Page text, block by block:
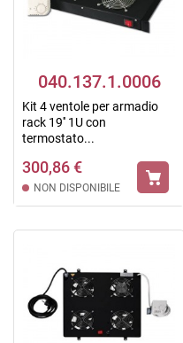
040.137.1.0006
Kit 4 ventole per armadio
rack 19'' 1U con
termostato...
300,86 €
NON DISPONIBILE